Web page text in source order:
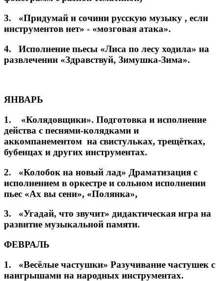
3. «Придумай и сочини русскую музыку , если
инструментов нет» - «мозговая атака».
4. Исполнение пьесы «Лиса по лесу ходила» на
развлечении «Здравствуй, Зимушка-Зима».
ЯНВАРЬ
1. «Колядовщики». Подготовка и исполнение
действа с песнями-колядками и
аккомпанементом на свистульках, трещётках,
бубенцах и других инструментах.
2. «Колобок на новый лад» Драматизация с
исполнением в оркестре и сольном исполнении
пьес «Ах вы сени», «Полянка»,
3. «Угадай, что звучит» дидактическая игра на
развитие музыкальной памяти.
ФЕВРАЛЬ
1. «Весёлые частушки» Разучивание частушек с
наигрышами на народных инструментах.